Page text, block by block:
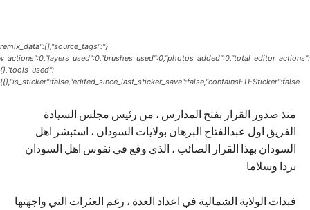
{"remix_data":[],"source_tags":
{},"tools_used":
{},"is_sticker":false,"edited_since_last_sticker_save":false,"containsFTESticker":false}
منذ صدور القرار بفتح المدارس ، من رئيس مجلس السيادة
الفريق اول عبدالفتاح البرهان بولايات السودان ، استبشر اهل
السودان بهذا القرار الصائب ، الذي وقع في نفوس اهل السودان
بردا وسلاما
فبدات الولاية الشمالية في اعداد العدة ، رغم العثرات التي واجهتها